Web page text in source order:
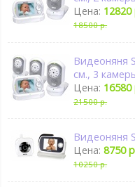
Цена: 12820
18500 р.
Видеоняня
см., 3
Цена: 16580
21500 р.
Видеоняня
Цена:8750
10250 р.